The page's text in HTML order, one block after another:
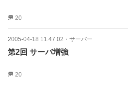
20
2005-04-18 11:47:02 ・ サーバー
第2回 サーバ増強
20